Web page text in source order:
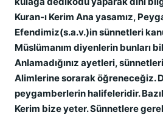
Kuran-ı Kerim Ana yasamız,
Efendimiz(s.a.v.)in sünnetleri
Müslümanım diyenlerin bunları
Anlamadığınız ayetleri,
Alimlerine sorarak öğreneceğiz.
peygamberlerin halifeleridir.
Kerim bize yeter. Sünnetlere